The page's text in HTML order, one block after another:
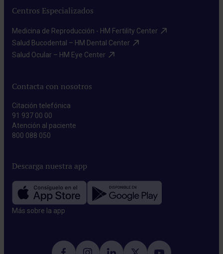
Centros Especializados
Medicina de Reproducción - HM Fertility Center​
Salud Bucodental – HM Dental Center​
Salud Ocular – HM Eye Center​
Contacta con nosotros
Citación telefónica
91 937 00 00
Atención al paciente
800 088 050
Descarga nuestra app
Más sobre la app​